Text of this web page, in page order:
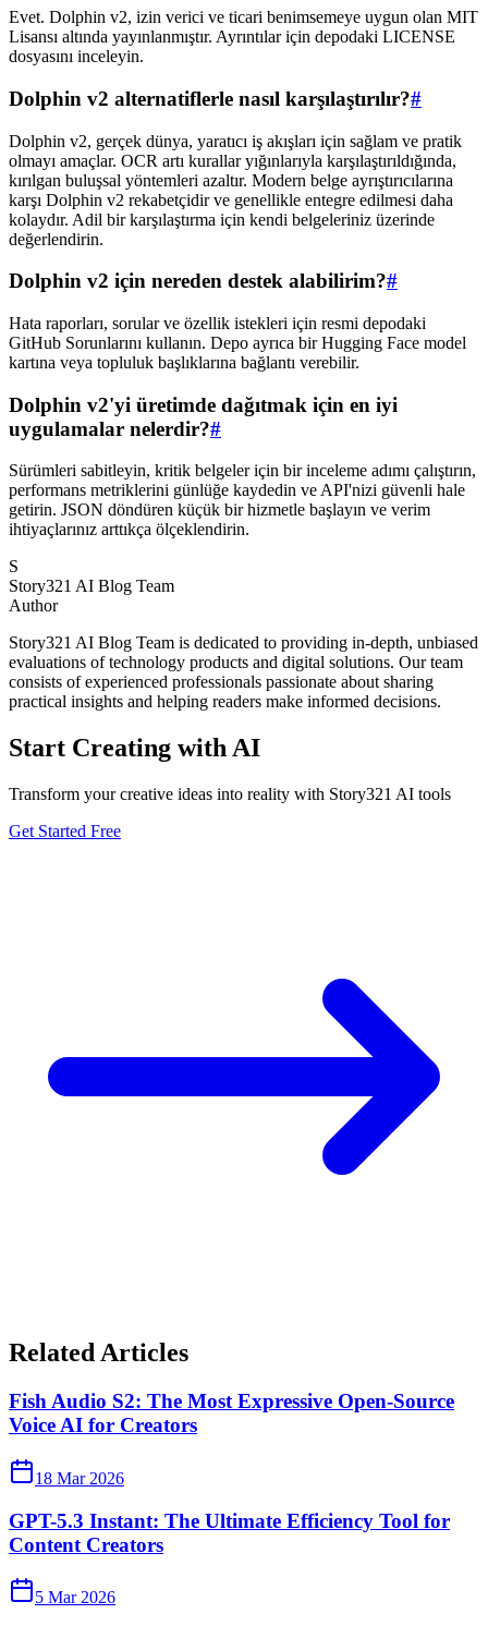
Evet. Dolphin v2, izin verici ve ticari benimsemeye uygun olan MIT
Lisansı altında yayınlanmıştır. Ayrıntılar için depodaki LICENSE
dosyasını inceleyin.
Dolphin v2 alternatiflerle nasıl karşılaştırılır?#
Dolphin v2, gerçek dünya, yaratıcı iş akışları için sağlam ve pratik
olmayı amaçlar. OCR artı kurallar yığınlarıyla karşılaştırıldığında,
kırılgan buluşsal yöntemleri azaltır. Modern belge ayrıştırıcılarına
karşı Dolphin v2 rekabetçidir ve genellikle entegre edilmesi daha
kolaydır. Adil bir karşılaştırma için kendi belgeleriniz üzerinde
değerlendirin.
Dolphin v2 için nereden destek alabilirim?#
Hata raporları, sorular ve özellik istekleri için resmi depodaki
GitHub Sorunlarını kullanın. Depo ayrıca bir Hugging Face model
kartına veya topluluk başlıklarına bağlantı verebilir.
Dolphin v2'yi üretimde dağıtmak için en iyi
uygulamalar nelerdir?#
Sürümleri sabitleyin, kritik belgeler için bir inceleme adımı çalıştırın,
performans metriklerini günlüğe kaydedin ve API'nizi güvenli hale
getirin. JSON döndüren küçük bir hizmetle başlayın ve verim
ihtiyaçlarınız arttıkça ölçeklendirin.
S
Story321 AI Blog Team
Author
Story321 AI Blog Team is dedicated to providing in-depth, unbiased
evaluations of technology products and digital solutions. Our team
consists of experienced professionals passionate about sharing
practical insights and helping readers make informed decisions.
Start Creating with AI
Transform your creative ideas into reality with Story321 AI tools
Get Started Free
Related Articles
Fish Audio S2: The Most Expressive Open-Source
Voice AI for Creators
18 Mar 2026
GPT-5.3 Instant: The Ultimate Efficiency Tool for
Content Creators
5 Mar 2026